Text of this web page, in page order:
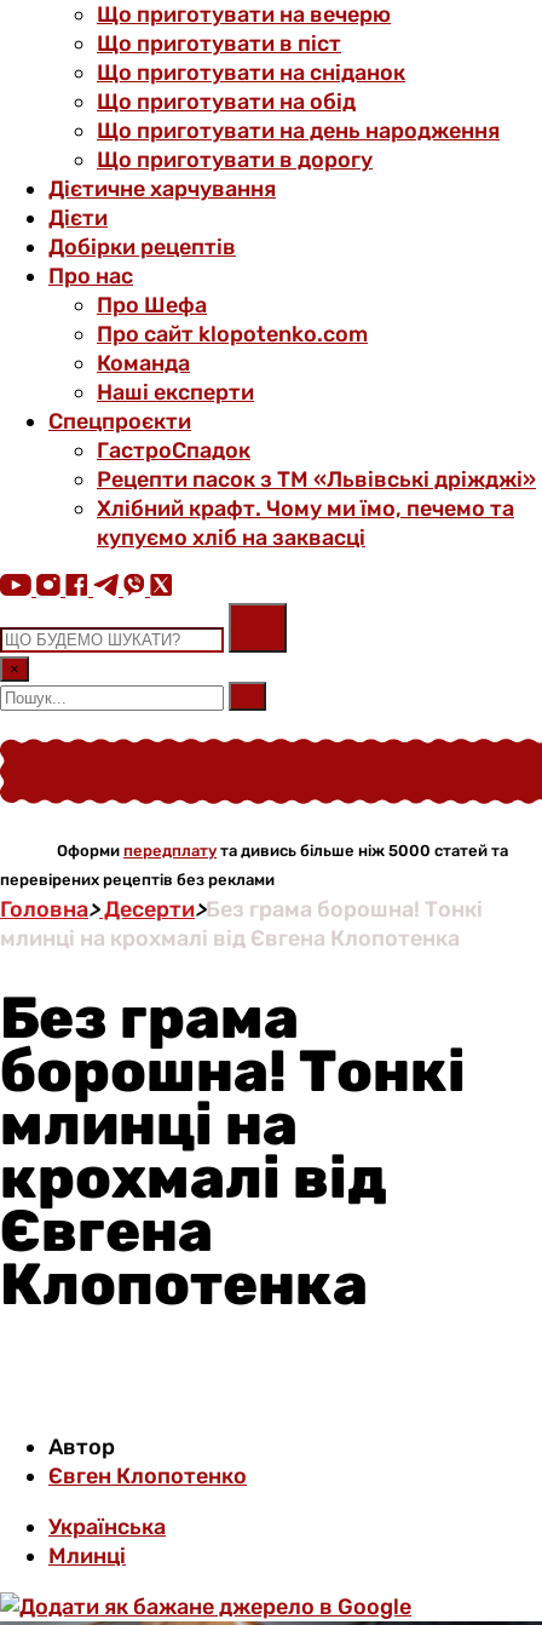
Що приготувати на вечерю
Що приготувати в піст
Що приготувати на сніданок
Що приготувати на обід
Що приготувати на день народження
Що приготувати в дорогу
Дієтичне харчування
Дієти
Добірки рецептів
Про нас
Про Шефа
Про сайт klopotenko.com
Команда
Наші експерти
Спецпроєкти
ГастроСпадок
Рецепти пасок з ТМ «Львівські дріжджі»
Хлібний крафт. Чому ми їмо, печемо та
купуємо хліб на заквасці
×
Оформи передплату та дивись більше ніж 5000 статей та
перевірених рецептів без реклами
Головна>Десерти>Без грама борошна! Тонкі
млинці на крохмалі від Євгена Клопотенка
Без грама
борошна! Тонкі
млинці на
крохмалі від
Євгена
Клопотенка
Автор
Євген Клопотенко
Українська
Млинці